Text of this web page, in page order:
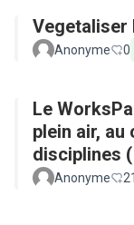
Vegetaliser
Anonyme 0
Le
plein air,
disciplines
Parkour)
Anonyme 21